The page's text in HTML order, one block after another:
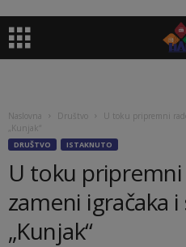
Naslovna Društvo
U toku pripremni
„Kunjak“
DRUŠTVO ISTAKNUTO
U toku
zameni igračaka i
„Kunjak“